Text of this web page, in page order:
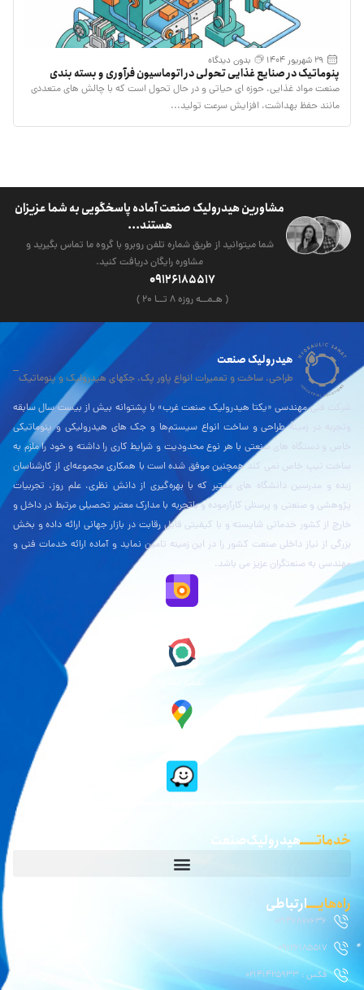
29 شهریور 1404 بدون دیدگاه
پنوماتیک در صنایع غذایی تحولی در اتوماسیون فرآوری و بسته‌ بندی
صنعت مواد غذایی، حوزه‌ ای حیاتی و در حال تحول است که با چالش‌ های متعددی
مانند حفظ بهداشت، افزایش سرعت تولید...
مشاورین هیدرولیک صنعت آماده پاسخگویی به شما عزیزان
هستند...
شما میتوانید از طریق شماره تلفن روبرو با گروه ما تماس بگیرید و
مشاوره رایگان دریافت کنید.
09126185517
( هـمــه روزه ۸ تــا ۲۰ )
هیدرولیک صنعت
طراحی، ساخت و تعمیرات انواع پاور پک، جکهای هیدرولیک و پنوماتیک
شرکت فنی مهندسی «یکتا هیدرولیک صنعت غرب» با پشتوانه بیش از بیست سال سابقه
وتجربه در زمینۀ طراحی و ساخت انواع سیستم‌ها و جک های هیدرولیکی و پنوماتیکی
خاص و دستگاه های صنعتی با هر نوع محدودیت و شرایط کاری را داشته و خود را ملزم به
ساخت تیپ خاص نمی کند همچنین موفق شده است با همکاری مجموعه‌ای از کارشناسان
زبده و مدرسین دانشگاه های معتبر که با بهره‌گیری از دانش نظری، علم روز، تجربیات
پژوهشی و صنعتی و پرسنلی کارآزموده و باتجربه با مدارک معتبر تحصیلی مرتبط در داخل و
خارج از کشور خدماتی شایسته و با کیفیتی قابل رقابت در بازار جهانی ارائه داده و بخش
بزرگی از نیاز داخلی صنعت کشور را در این زمینه تامین نماید و آماده ارائه خدمات فنی و
مهندسی به صنعتگران عزیز می باشد.
نقشه نشان
خدماتـــــهیدرولیک صنعت
راه‌هایــــارتباطی
02146870636
09126185517
فکس : 02141425933